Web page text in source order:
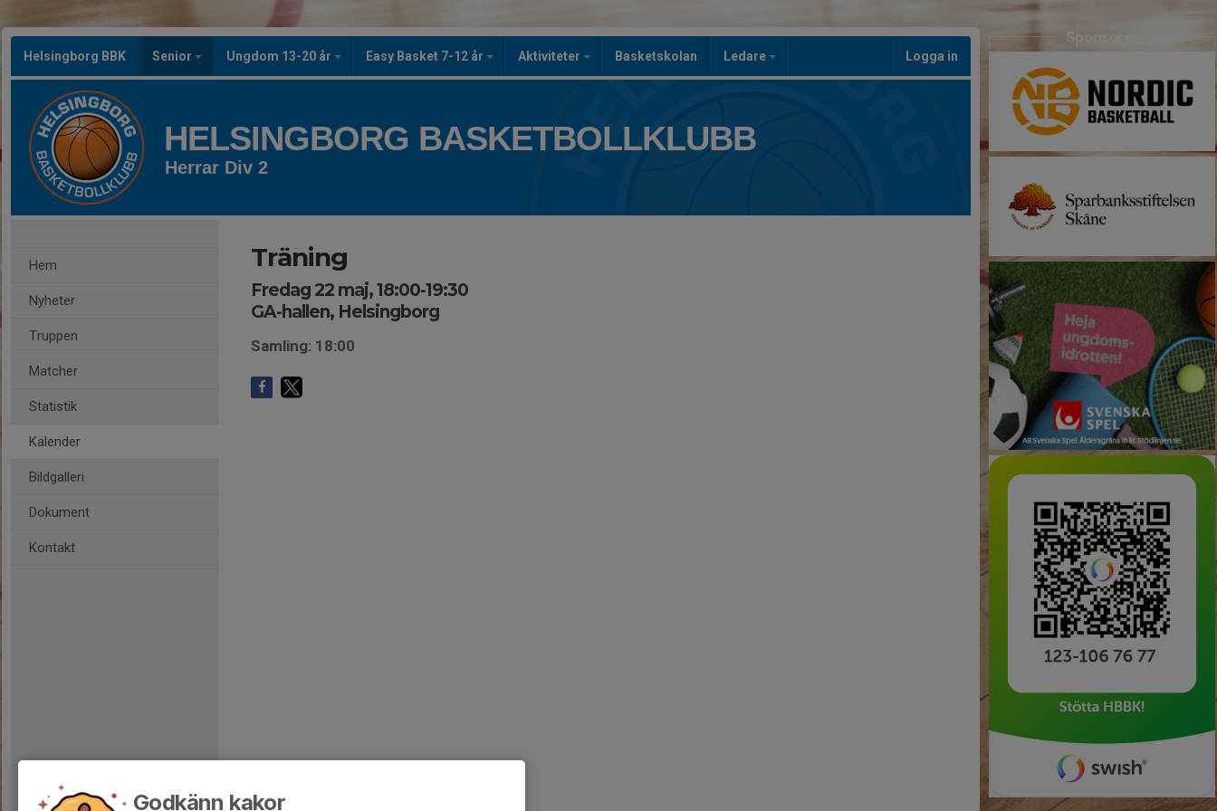
Helsingborg BBK Senior Ungdom 13-20 år Easy Basket 7-12 år Aktiviteter Basketskolan Ledare Logga in
HELSINGBORG BASKETBOLLKLUBB
Herrar Div 2
Hem
Nyheter
Truppen
Matcher
Statistik
Kalender
Bildgalleri
Dokument
Kontakt
Träning
Fredag 22 maj, 18:00-19:30
GA-hallen, Helsingborg
Samling: 18:00
Sponsorer
Godkänn kakor